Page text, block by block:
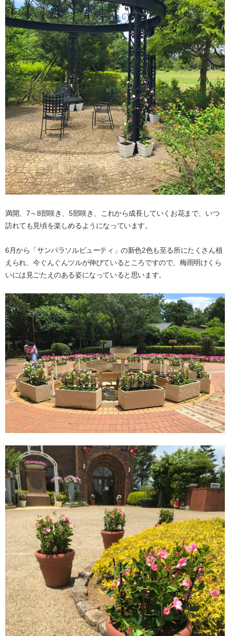
満開、7～8部咲き、5部咲き、これから成長していくお花まで、いつ
訪れても見頃を楽しめるようになっています。
6月から「サンパラソルビューティ」の新色2色も至る所にたくさん植
えられ、今ぐんぐんツルが伸びているところですので、梅雨明けくら
いには見ごたえのある姿になっていると思います。